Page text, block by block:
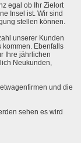
egal ob Ihr Zielort
Insel ist. Wir sind
stellen können.
unserer Kunden
kommen. Ebenfalls
Ihre jährlichen
Neukunden,
und die
sehen es wird